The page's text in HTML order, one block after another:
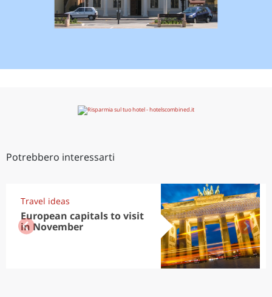
Potrebbero interessarti
Travel ideas
European capitals to visit
in November